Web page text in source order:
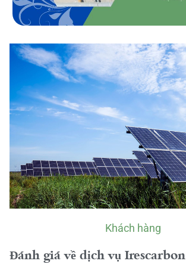
Khách hàng
Đánh giá về dịch vụ Irescarbon